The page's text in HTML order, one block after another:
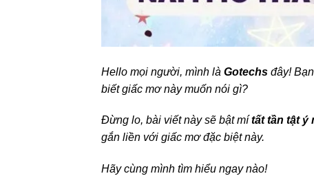
Hello mọi người, mình là Gotechs đây!
biết giấc mơ này muốn nói gì?
Đừng lo, bài viết này sẽ bật mí tất tần tật ý
gắn liền với giấc mơ đặc biệt này.
Hãy cùng mình tìm hiểu ngay nào!